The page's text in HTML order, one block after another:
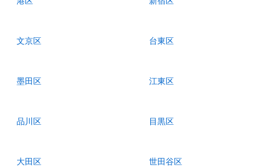
文京区 台東区
墨田区 江東区
品川区 目黒区
大田区 世田谷区